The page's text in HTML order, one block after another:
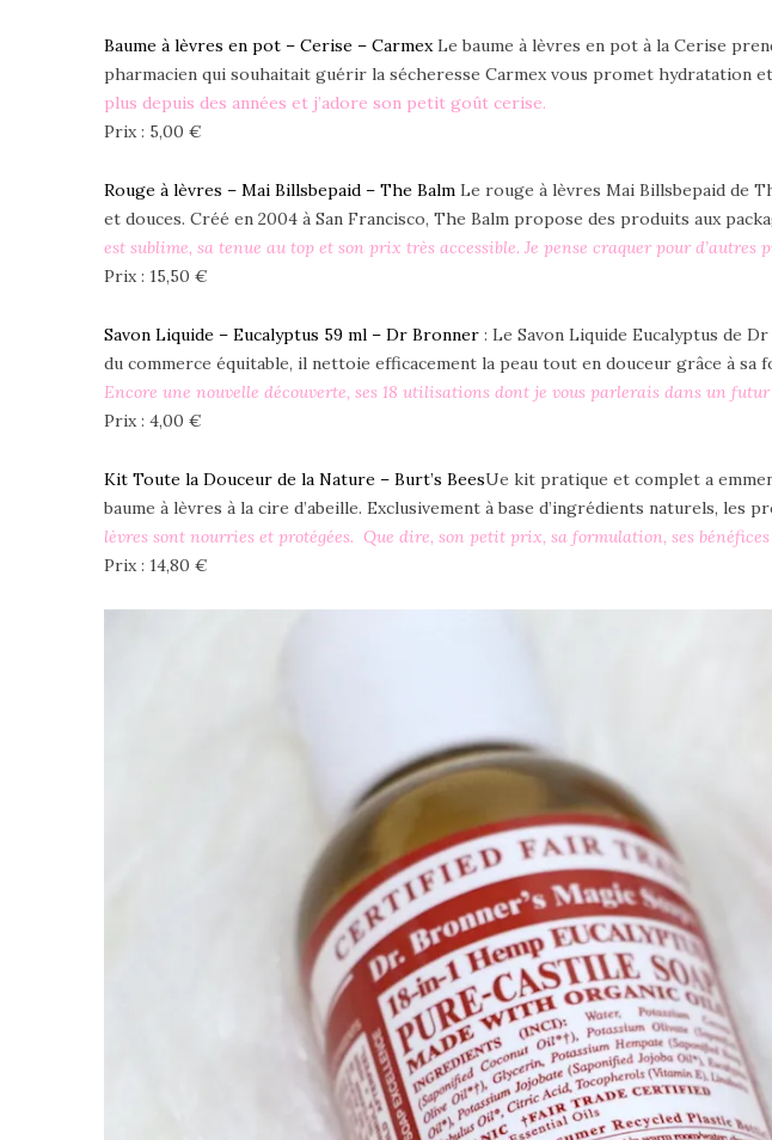
Baume à lèvres en pot – Cerise – CarmexLe baume à lèvres en pot à la Cerise
pharmacien qui souhaitait guérir la sécheresse Carmex vous promet hydratation
plus depuis des années et j’adore son petit goût cerise.
Prix : 5,00 €
Rouge à lèvres – Mai Billsbepaid – The Balm Le rouge à lèvres Mai Billsbepaid de
et douces. Créé en 2004 à San Francisco, The Balm propose des produits aux
est sublime, sa tenue au top et son prix très accessible. Je pense craquer pour d’autres
Prix : 15,50 €
Savon Liquide – Eucalyptus 59 ml – Dr Bronner : Le Savon Liquide Eucalyptus de
du commerce équitable, il nettoie efficacement la peau tout en douceur grâce à
Encore une nouvelle découverte, ses 18 utilisations dont je vous parlerais dans un
Prix : 4,00 €
Kit Toute la Douceur de la Nature – Burt’s BeesUe kit pratique et complet a
baume à lèvres à la cire d’abeille. Exclusivement à base d’ingrédients naturels, les
lèvres sont nourries et protégées. Que dire, son petit prix, sa formulation, ses
Prix : 14,80 €